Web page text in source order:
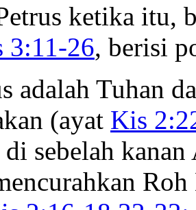
ketika itu,
3:11-26, berisi
adalah Tuhan
(ayat Kis
sebelah kanan
Roh